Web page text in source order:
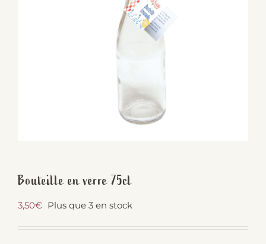
Bouteille en verre 75cl
3,50€ Plus que 3 en stock